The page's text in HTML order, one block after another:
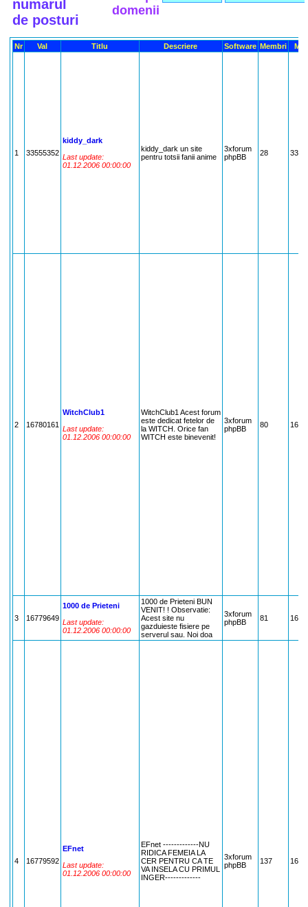
numarul
de posturi
domenii
Nr Val Titlu Descriere Software Membri
1 33555352
kiddy_dark
Last update:
01.12.2006 00:00:00
kiddy_dark un site
pentru totsii fanii anime
3xforum
phpBB
28
2 16780161
WitchClub1
Last update:
01.12.2006 00:00:00
WitchClub1 Acest forum
este dedicat fetelor de
la WITCH. Orice fan
WITCH este binevenit!
3xforum
phpBB
80
3 16779649
1000 de Prieteni
Last update:
01.12.2006 00:00:00
1000 de Prieteni BUN
VENIT! ! Observatie:
Acest site nu
gazduieste fisiere pe
serverul sau. Noi doa
3xforum
phpBB
81
4 16779592
EFnet
Last update:
01.12.2006 00:00:00
EFnet -------------NU
RIDICA FEMEIA LA
CER PENTRU CA TE
VA INSELA CU PRIMUL
INGER-------------
3xforum
phpBB
137